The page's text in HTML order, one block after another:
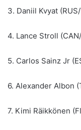
3. Daniil Kvyat
4. Lance Stroll
5. Carlos Sainz Jr
6. Alexander Albon
7. Kimi Räikkönen